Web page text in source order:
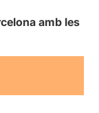
amb les